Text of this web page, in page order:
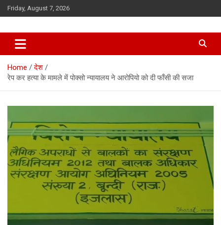
Skip
to
Friday, August 7, 2026
Home
देश
रेप कर हत्या के मामले में पोक्सो न्यायालय ने आरोपियो को दी फाँसी की सजा